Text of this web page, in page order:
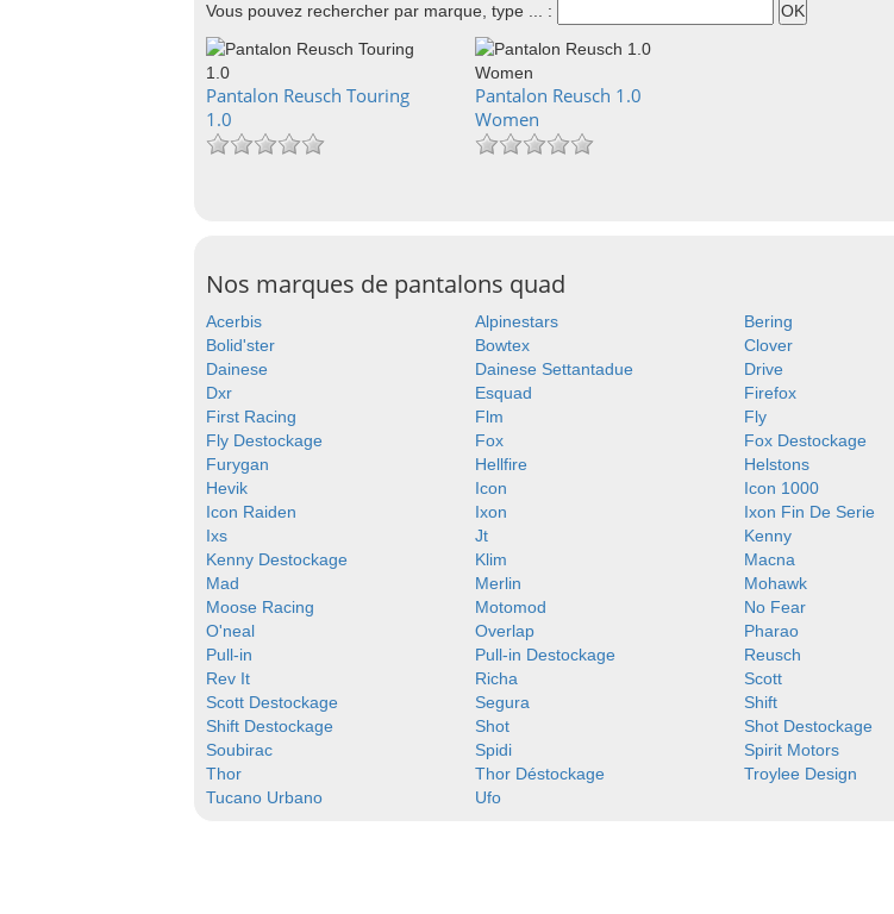
Vous pouvez rechercher par marque, type ... :
Pantalon Reusch Touring
1.0
Pantalon Reusch 1.0
Women
Nos marques de pantalons quad
Acerbis Alpinestars
Bering
Bolid'ster
Bowtex
Clover
Dainese
Dainese Settantadue
Drive
Dxr
Esquad
Firefox
First Racing
Flm
Fly
Fly Destockage
Fox
Fox Destockage
Furygan
Hellfire
Helstons
Hevik
Icon
Icon 1000
Icon Raiden
Ixon
Ixon Fin De Serie
Ixs
Jt
Kenny
Kenny Destockage
Klim
Macna
Mad
Merlin
Mohawk
Moose Racing
Motomod
No Fear
O'neal
Overlap
Pharao
Pull-in
Pull-in Destockage
Reusch
Rev It
Richa
Scott
Scott Destockage
Segura
Shift
Shift Destockage
Shot
Shot Destockage
Soubirac
Spidi
Spirit Motors
Thor
Thor Déstockage
Troylee Design
Tucano Urbano
Ufo